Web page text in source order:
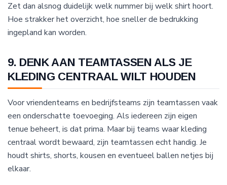
Zet dan alsnog duidelijk welk nummer bij welk shirt hoort.
Hoe strakker het overzicht, hoe sneller de bedrukking
ingepland kan worden.
9. DENK AAN TEAMTASSEN ALS JE
KLEDING CENTRAAL WILT HOUDEN
Voor vriendenteams en bedrijfsteams zijn teamtassen vaak
een onderschatte toevoeging. Als iedereen zijn eigen
tenue beheert, is dat prima. Maar bij teams waar kleding
centraal wordt bewaard, zijn teamtassen echt handig. Je
houdt shirts, shorts, kousen en eventueel ballen netjes bij
elkaar.